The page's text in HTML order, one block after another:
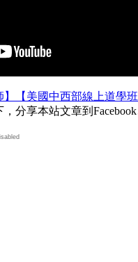
【美國中西部線上道學班
分享本站文章到